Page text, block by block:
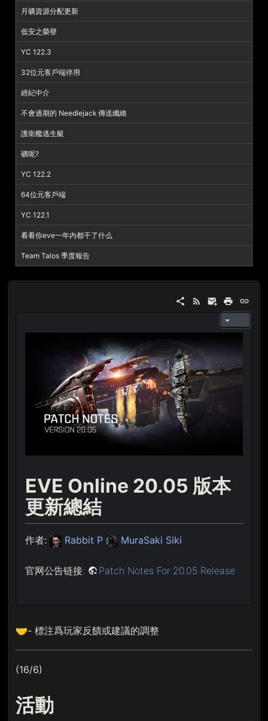
月礦資源分配更新
低安之榮譽
YC 122.3
32位元客戶端停用
經紀中介
不會過期的 Needlejack 傳送纖維
護衛艦逃生艇
礦呢?
YC 122.2
64位元客戶端
YC 122.1
看看你eve一年內都干了什么
Team Talos 季度報告
EVE Online 20.05 版本
更新總結
作者: Rabbit P MuraSaki Siki
官网公告链接: Patch Notes For 20.05 Release
🤝- 標注爲玩家反饋或建議的調整
(16/6)
活動